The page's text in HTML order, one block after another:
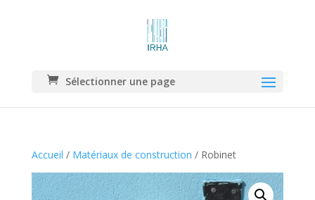
Sélectionner une page
Accueil / Matériaux de construction / Robinet